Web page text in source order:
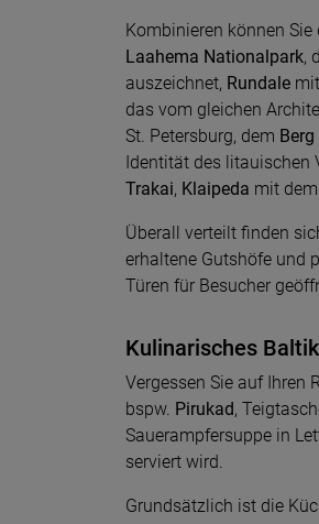
Kombinieren können
Laahema Nationalpark,
auszeichnet, Rundale
das vom gleichen
St. Petersburg, dem Berg
Identität des litauischen
Trakai, Klaipeda mit
Überall verteilt finden
erhaltene Gutshöfe und
Türen für Besucher
Kulinarisches
Vergessen Sie auf Ihren
bspw. Pirukad,
Sauerampfersuppe in
serviert wird.
Grundsätzlich ist die